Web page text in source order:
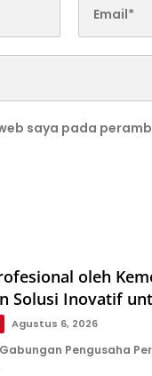
saya pada
oleh
Solusi Inovatif
Agustus 6, 2026
Gabungan Pengusaha